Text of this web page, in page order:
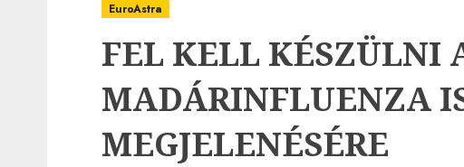
EuroAstra
FEL KELL KÉSZÜLNI
MADÁRINFLUENZA
MEGJELENÉSÉRE